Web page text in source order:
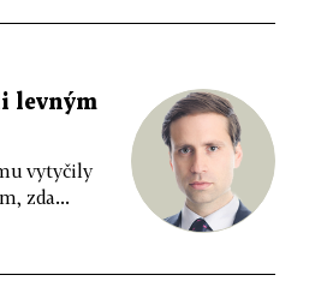
levným
vytyčily
zda...